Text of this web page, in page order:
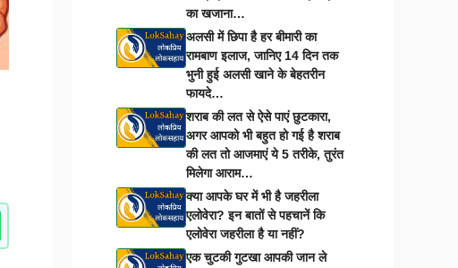
का खजाना…
अलसी में छिपा है हर बीमारी का
रामबाण इलाज, जानिए 14 दिन तक
भुनी हुई अलसी खाने के बेहतरीन
फायदे…
शराब की लत से ऐसे पाएं छुटकारा,
अगर आपको भी बहुत हो गई है शराब
की लत तो आजमाएं ये 5 तरीके, तुरंत
मिलेगा आराम…
क्या आपके घर में भी है जहरीला
एलोवेरा? इन बातों से पहचानें कि
एलोवेरा जहरीला है या नहीं?
एक चुटकी गुटखा आपकी जान ले